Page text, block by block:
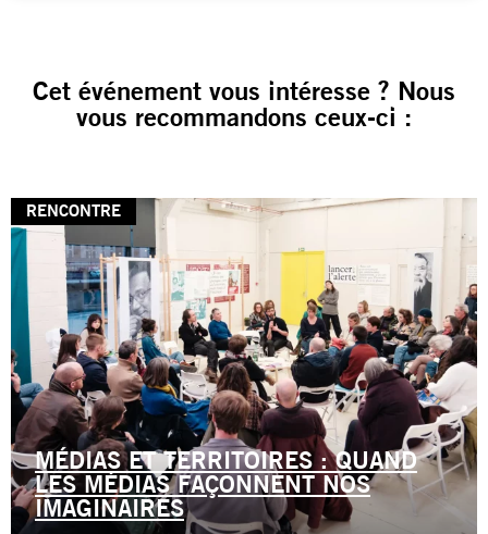
Cet événement vous intéresse ? Nous
vous recommandons ceux-ci :
RENCONTRE
MÉDIAS ET TERRITOIRES : QUAND
LES MÉDIAS FAÇONNENT NOS
IMAGINAIRES